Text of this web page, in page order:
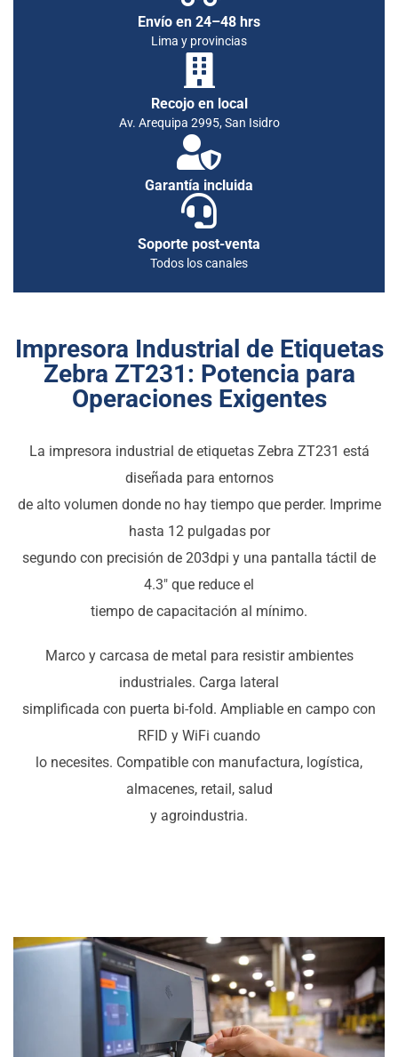
Envío en 24–48 hrs
Lima y provincias
Recojo en local
Av. Arequipa 2995, San Isidro
Garantía incluida
Soporte post-venta
Todos los canales
Impresora Industrial de Etiquetas
Zebra ZT231: Potencia para
Operaciones Exigentes
La impresora industrial de etiquetas Zebra ZT231 está
diseñada para entornos
de alto volumen donde no hay tiempo que perder. Imprime
hasta 12 pulgadas por
segundo con precisión de 203dpi y una pantalla táctil de
4.3″ que reduce el
tiempo de capacitación al mínimo.
Marco y carcasa de metal para resistir ambientes
industriales. Carga lateral
simplificada con puerta bi-fold. Ampliable en campo con
RFID y WiFi cuando
lo necesites. Compatible con manufactura, logística,
almacenes, retail, salud
y agroindustria.